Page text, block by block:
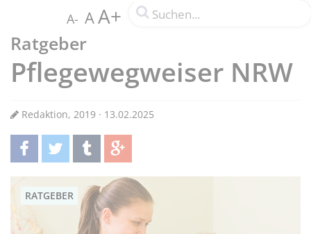
A- AA+
Ratgeber
Pflegewegweiser NRW
Redaktion, 2019 · 13.02.2025
teilentwittern teilen teilen
RATGEBER